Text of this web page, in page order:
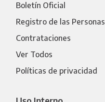
Boletín Oficial
Registro de las Personas
Contrataciones
Ver Todos
Políticas de privacidad